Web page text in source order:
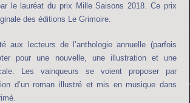
le lauréat du prix Mille Saisons 2018. Ce prix
des éditions Le Grimoire.
aux lecteurs de l’anthologie annuelle (parfois
pour une nouvelle, une illustration et une
Les vainqueurs se voient proposer par
d’un roman illustré et mis en musique dans